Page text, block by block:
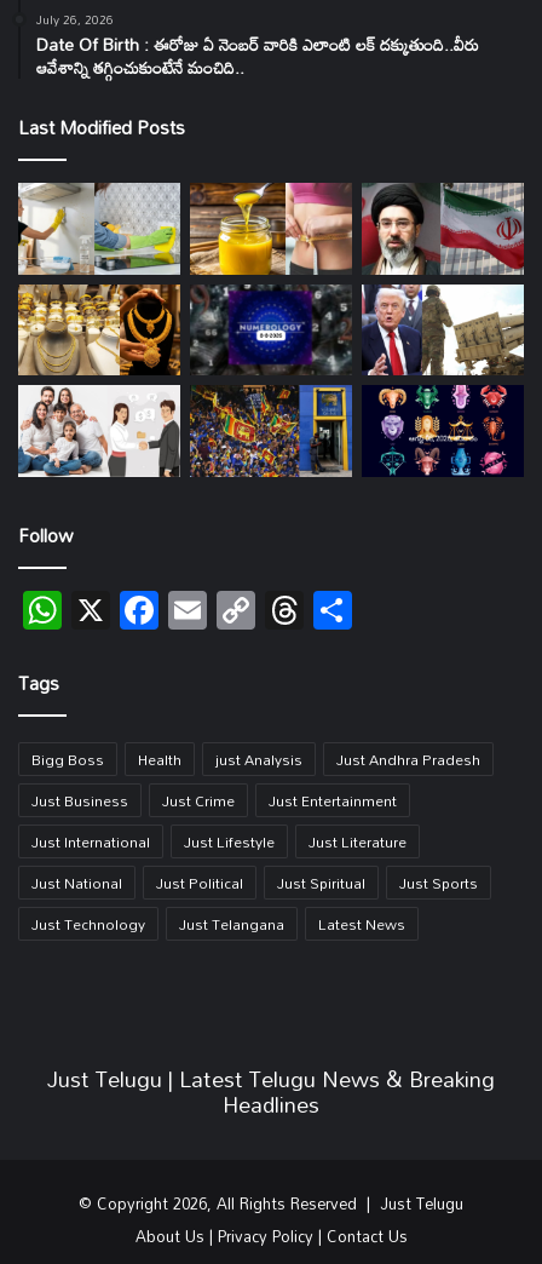
July 26, 2026
Date Of Birth : ఈరోజు ఏ నెంబర్ వారికి ఎలాంటి లక్ దక్కుతుంది..వీరు
ఆవేశాన్ని తగ్గించుకుంటేనే మంచిది..
Last Modified Posts
Follow
WhatsApp
X Facebook
EmailCopy
Link
Threads
Tags
Bigg Boss Health just Analysis
Just Andhra Pradesh
Just Business
Just Crime
Just Entertainment
Just International
Just Lifestyle
Just Literature
Just National
Just Political Just Spiritual
Just Sports
Just Technology
Just Telangana Latest News
Just Telugu | Latest Telugu News & Breaking
Headlines
© Copyright 2026, All Rights Reserved | Just Telugu
About Us|Privacy Policy| Contact Us